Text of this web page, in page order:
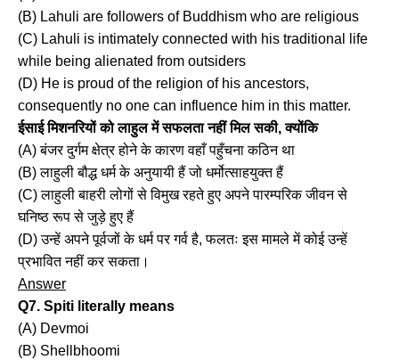
(B) Lahuli are followers of Buddhism who are religious
(C) Lahuli is intimately connected with his traditional life
while being alienated from outsiders
(D) He is proud of the religion of his ancestors,
consequently no one can influence him in this matter.
ईसाई मिशनरियों को लाहुल में सफलता नहीं मिल सकी, क्योंकि
(A) बंजर दुर्गम क्षेत्र होने के कारण वहाँ पहुँचना कठिन था
(B) लाहुली बौद्ध धर्म के अनुयायी हैं जो धर्मोत्साहयुक्त हैं
(C) लाहुली बाहरी लोगों से विमुख रहते हुए अपने पारम्परिक जीवन से
घनिष्ठ रूप से जुड़े हुए हैं
(D) उन्हें अपने पूर्वजों के धर्म पर गर्व है, फलतः इस मामले में कोई उन्हें
प्रभावित नहीं कर सकता।
Answer
Q7. Spiti literally means
(A) Devmoi
(B) Shellbhoomi